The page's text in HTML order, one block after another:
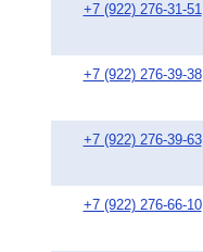
+7 (922) 276-31-51
+7 (922) 276-39-38
+7 (922) 276-39-63
+7 (922) 276-66-10